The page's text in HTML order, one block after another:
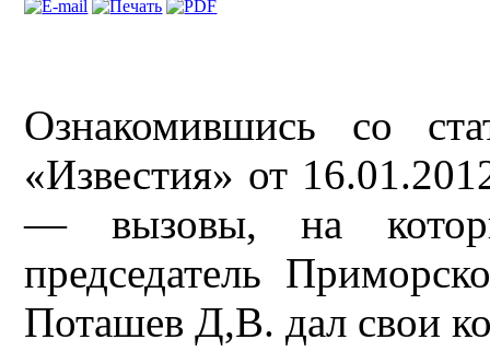
Ознакомившись со
«Известия» от
— вызовы, на
председатель
Поташев Д,В. дал свои